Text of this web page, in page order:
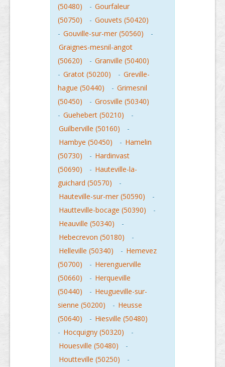
(50480)
- Gourfaleur
(50750)
- Gouvets (50420)
- Gouville-sur-mer (50560)
-
Graignes-mesnil-angot
(50620)
- Granville (50400)
- Gratot (50200) - Greville-
hague (50440)
- Grimesnil
(50450)
- Grosville (50340)
- Guehebert (50210)
-
Guilberville (50160)
-
Hambye (50450)
- Hamelin
(50730)
- Hardinvast
(50690)
- Hauteville-la-
guichard (50570)
-
Hauteville-sur-mer (50590)
-
Hautteville-bocage (50390)
-
Heauville (50340)
-
Hebecrevon (50180)
-
Helleville (50340)
- Hemevez
(50700)
- Herenguerville
(50660)
- Herqueville
(50440)
- Heugueville-sur-
sienne (50200)
- Heusse
(50640)
- Hiesville (50480)
- Hocquigny (50320)
-
Houesville (50480)
-
Houtteville (50250)
-